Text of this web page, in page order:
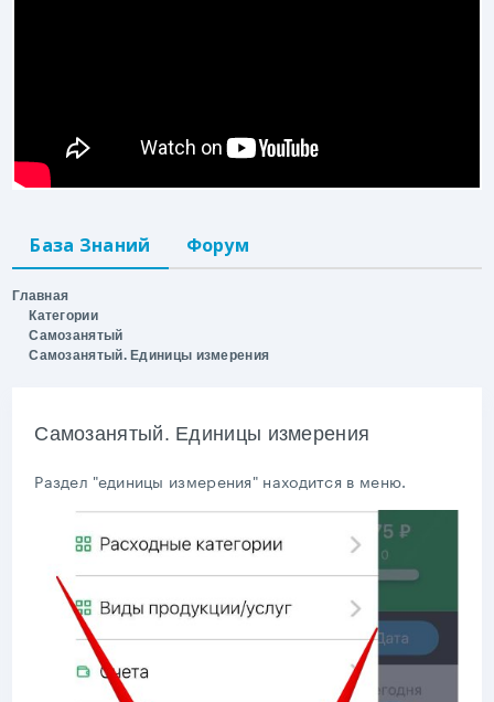
База Знаний Форум
Главная
Категории
Самозанятый
Самозанятый. Единицы измерения
Самозанятый. Единицы измерения
Раздел "единицы измерения" находится в меню.